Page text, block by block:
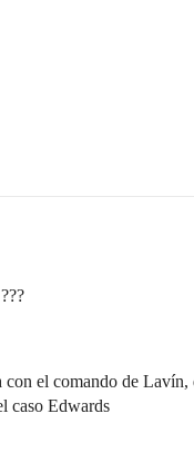
el comando de
caso Edwards